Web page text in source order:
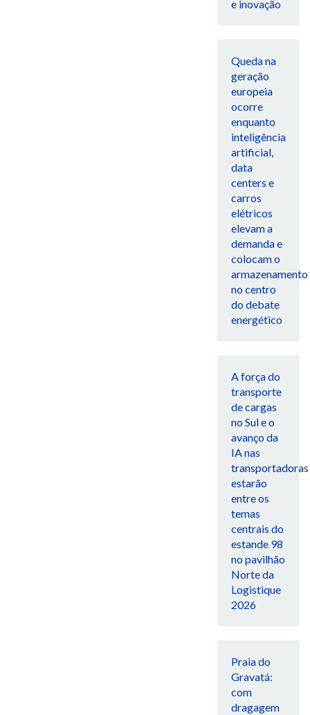
e inovação
Queda na
geração
europeia
ocorre
enquanto
inteligência
artificial,
data
centers e
carros
elétricos
elevam a
demanda e
colocam o
armazenamento
no centro
do debate
energético
A força do
transporte
de cargas
no Sul e o
avanço da
IA nas
transportadoras
estarão
entre os
temas
centrais do
estande 98
no pavilhão
Norte da
Logistique
2026
Praia do
Gravatá:
com
dragagem